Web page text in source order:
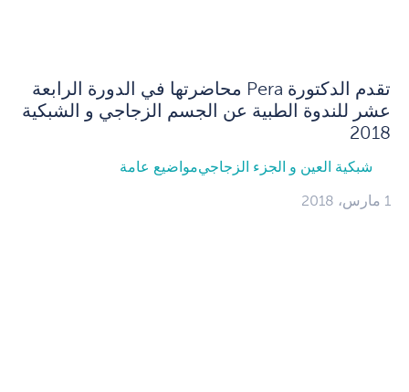
تقدم الدكتورة Pera محاضرتها في الدورة الرابعة
عشر للندوة الطبية عن الجسم الزجاجي و الشبكية
2018
شبكية العين و الجزء الزجاجيمواضيع عامة
1 مارس، 2018